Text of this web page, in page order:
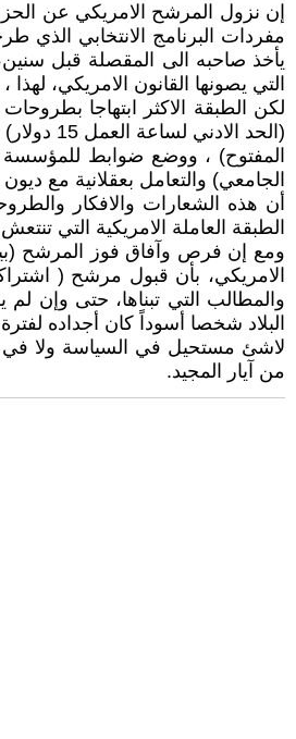
إن نزول المرشح الامريكي عن
مفردات البرنامج الانتخابي الذي
يأخذ صاحبه الى المقصلة قبل
التي يصونها القانون الامريكي،
لكن الطبقة الاكثر ابتهاجا
(الحد
المفتوح) ، ووضع ضوابط للمؤسسة
الجامعي) والتعامل بعقلانية مع
أن هذه الشعارات والافكار
الطبقة العاملة الامريكية التي
ومع إن فرص وآفاق فوز المرشح
الامريكي، بأن قبول مرشح (
والمطالب التي تبناها، حتى وإن
البلاد شخصا أسوداً كان أجداده
من آيار المجيد.